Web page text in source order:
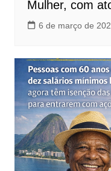
Mulher, com
6 de março de